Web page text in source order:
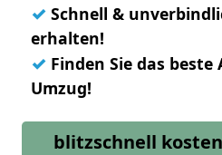
✓ Schnell &
erhalten!
✓ Finden Sie das
Umzug!
blitzschnell